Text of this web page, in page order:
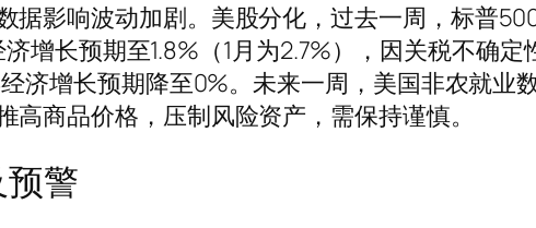
影响波动加剧。美股分化，过去一周，标普
增长预期至1.8%（1月为2.7%），因关税不确
济增长预期降至0%。未来一周，美国非农就业
商品价格，压制风险资产，需保持谨慎。
警